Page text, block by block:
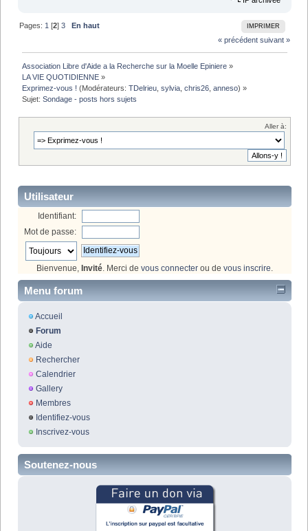
IMPRIMER
Pages: 1 [2]3
En haut
« précédent suivant »
Association Libre d'Aide a la Recherche sur la Moelle Epiniere »
LA VIE QUOTIDIENNE »
Exprimez-vous ! (Modérateurs:TDelrieu ,sylvia ,chris26 ,anneso) »
Sujet:Sondage - posts hors sujets
Aller à:
Utilisateur
Identifiant:
Mot de passe:
Bienvenue, Invité. Merci de vous connecter ou de vous inscrire.
Menu forum
Accueil
Forum
Aide
Rechercher
Calendrier
Gallery
Membres
Identifiez-vous
Inscrivez-vous
Soutenez-nous